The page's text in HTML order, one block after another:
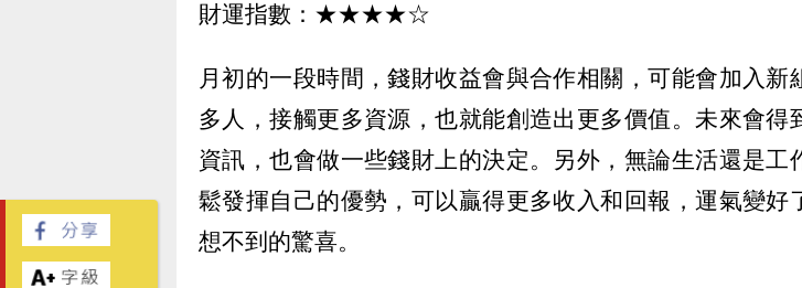
財運指數：★★★★☆
月初的一段時間，錢財收益會與合作相關，可能會加入新
多人，接觸更多資源，也就能創造出更多價值。未來會得
資訊，也會做一些錢財上的決定。另外，無論生活還是工
鬆發揮自己的優勢，可以贏得更多收入和回報，運氣變好
想不到的驚喜。